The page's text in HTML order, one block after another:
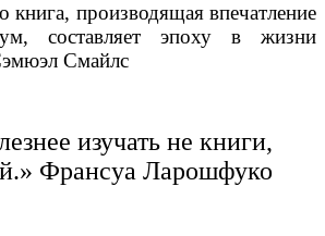
книга, производящая впечатление
составляет эпоху в жизни
Смайлс
изучать не книги,
Франсуа Ларошфуко